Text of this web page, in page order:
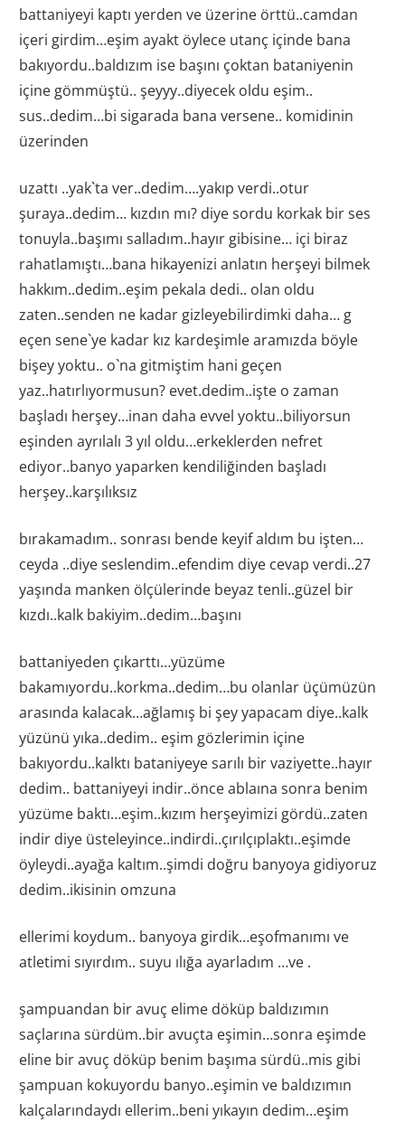
battaniyeyi kaptı yerden ve üzerine örttü..camdan
içeri girdim…eşim ayakt öylece utanç içinde bana
bakıyordu..baldızım ise başını çoktan bataniyenin
içine gömmüştü.. şeyyy..diyecek oldu eşim..
sus..dedim…bi sigarada bana versene.. komidinin
üzerinden
uzattı ..yak`ta ver..dedim….yakıp verdi..otur
şuraya..dedim… kızdın mı? diye sordu korkak bir ses
tonuyla..başımı salladım..hayır gibisine… içi biraz
rahatlamıştı…bana hikayenizi anlatın herşeyi bilmek
hakkım..dedim..eşim pekala dedi.. olan oldu
zaten..senden ne kadar gizleyebilirdimki daha… g
eçen sene`ye kadar kız kardeşimle aramızda böyle
bişey yoktu.. o`na gitmiştim hani geçen
yaz..hatırlıyormusun? evet.dedim..işte o zaman
başladı herşey…inan daha evvel yoktu..biliyorsun
eşinden ayrılalı 3 yıl oldu…erkeklerden nefret
ediyor..banyo yaparken kendiliğinden başladı
herşey..karşılıksız
bırakamadım.. sonrası bende keyif aldım bu işten…
ceyda ..diye seslendim..efendim diye cevap verdi..27
yaşında manken ölçülerinde beyaz tenli..güzel bir
kızdı..kalk bakiyim..dedim…başını
battaniyeden çıkarttı…yüzüme
bakamıyordu..korkma..dedim…bu olanlar üçümüzün
arasında kalacak…ağlamış bi şey yapacam diye..kalk
yüzünü yıka..dedim.. eşim gözlerimin içine
bakıyordu..kalktı bataniyeye sarılı bir vaziyette..hayır
dedim.. battaniyeyi indir..önce ablaına sonra benim
yüzüme baktı…eşim..kızım herşeyimizi gördü..zaten
indir diye üsteleyince..indirdi..çırılçıplaktı..eşimde
öyleydi..ayağa kaltım..şimdi doğru banyoya gidiyoruz
dedim..ikisinin omzuna
ellerimi koydum.. banyoya girdik…eşofmanımı ve
atletimi sıyırdım.. suyu ılığa ayarladım …ve .
şampuandan bir avuç elime döküp baldızımın
saçlarına sürdüm..bir avuçta eşimin…sonra eşimde
eline bir avuç döküp benim başıma sürdü..mis gibi
şampuan kokuyordu banyo..eşimin ve baldızımın
kalçalarındaydı ellerim..beni yıkayın dedim…eşim